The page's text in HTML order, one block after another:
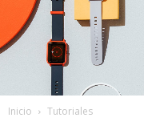
Inicio Tutoriales